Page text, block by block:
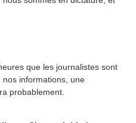
que les journalistes sont
nos informations, une
probablement.